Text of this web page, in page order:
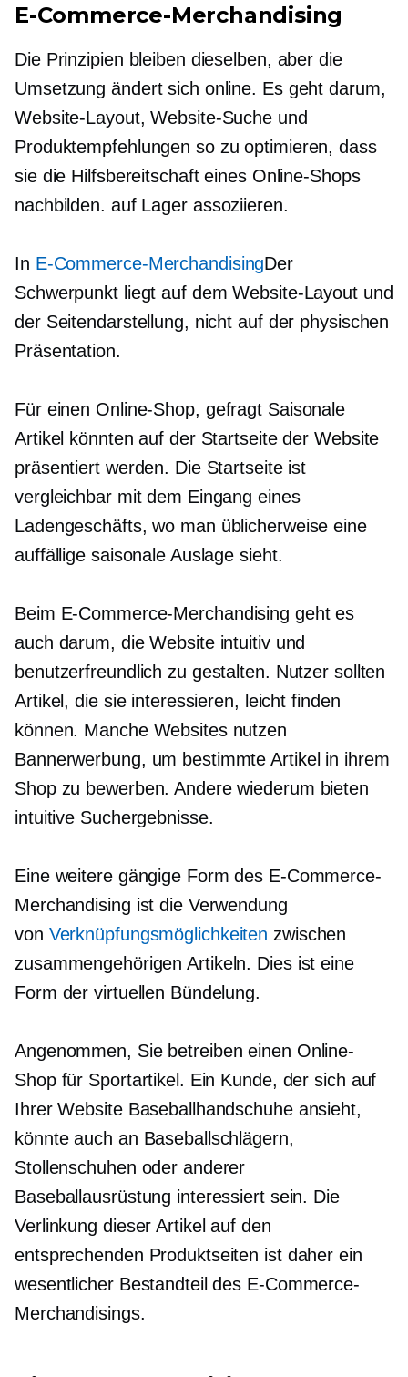
E-Commerce-Merchandising
Die Prinzipien bleiben dieselben, aber die
Umsetzung ändert sich online. Es geht darum,
Website-Layout, Website-Suche und
Produktempfehlungen so zu optimieren, dass
sie die Hilfsbereitschaft eines Online-Shops
nachbilden. auf Lagerassoziieren.
In E-Commerce-MerchandisingDer
Schwerpunkt liegt auf dem Website-Layout und
der Seitendarstellung, nicht auf der physischen
Präsentation.
Für einen Online-Shop, gefragt Saisonale
Artikel könnten auf der Startseite der Website
präsentiert werden. Die Startseite ist
vergleichbar mit dem Eingang eines
Ladengeschäfts, wo man üblicherweise eine
auffällige saisonale Auslage sieht.
Beim E-Commerce-Merchandising geht es
auch darum, die Website intuitiv und
benutzerfreundlich zu gestalten. Nutzer sollten
Artikel, die sie interessieren, leicht finden
können. Manche Websites nutzen
Bannerwerbung, um bestimmte Artikel in ihrem
Shop zu bewerben. Andere wiederum bieten
intuitive Suchergebnisse.
Eine weitere gängige Form des E-Commerce-
Merchandising ist die Verwendung
von Verknüpfungsmöglichkeiten zwischen
zusammengehörigen Artikeln. Dies ist eine
Form der virtuellen Bündelung.
Angenommen, Sie betreiben einen Online-
Shop für Sportartikel. Ein Kunde, der sich auf
Ihrer Website Baseballhandschuhe ansieht,
könnte auch an Baseballschlägern,
Stollenschuhen oder anderer
Baseballausrüstung interessiert sein. Die
Verlinkung dieser Artikel auf den
entsprechenden Produktseiten ist daher ein
wesentlicher Bestandteil des E-Commerce-
Merchandisings.